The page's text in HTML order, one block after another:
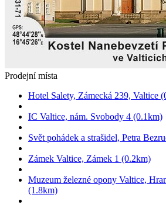
Prodejní místa
Hotel Salety, Zámecká 239, Valtice
IC Valtice, nám. Svobody 4 (0.1km)
Svět pohádek a strašidel, Petra
Zámek Valtice, Zámek 1 (0.2km)
Muzeum železné opony Valtice,
(1.8km)